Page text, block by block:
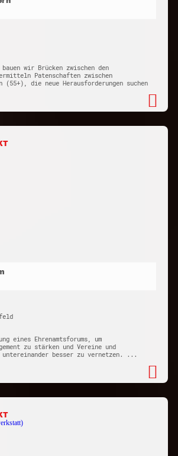
wir Brücken zwischen den
Patenschaften zwischen
(55+), die neue Herausforderungen suchen
eines Ehrenamtsforums, um
zu stärken und Vereine und
untereinander besser zu vernetzen. ...